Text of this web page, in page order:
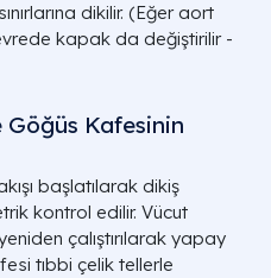
dikilir. (Eğer aort
kapak da değiştirilir -
Göğüs Kafesinin
başlatılarak dikiş
kontrol edilir. Vücut
çalıştırılarak yapay
tıbbi çelik tellerle